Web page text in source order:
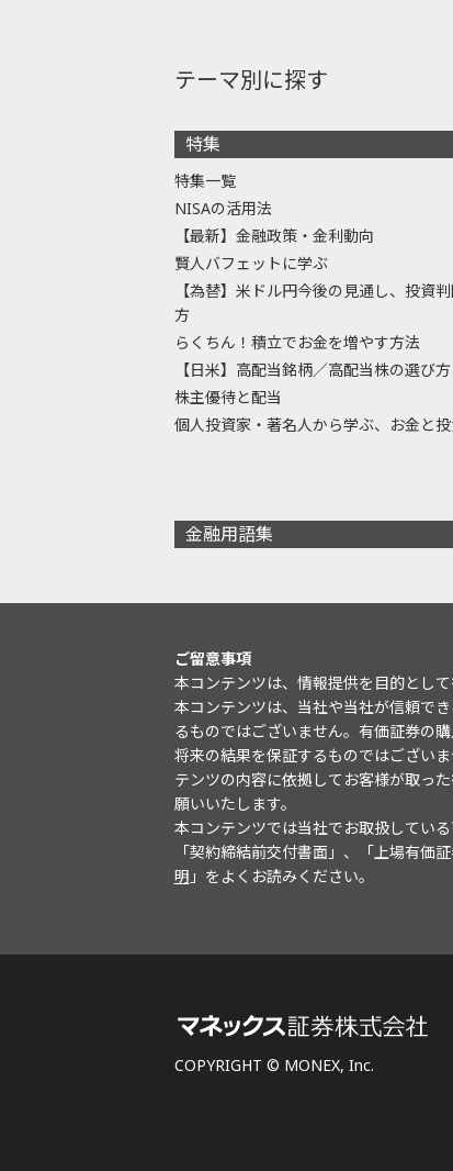
テーマ別に探す
特集
特集一覧
NISAの活用法
【最新】金融政策・金利動向
賢人バフェットに学ぶ
【為替】米ドル円今後の見通し、投資
方
らくちん！積立でお金を増やす方法
【日米】高配当銘柄／高配当株の選び方
株主優待と配当
個人投資家・著名人から学ぶ、お金と
金融用語集
ご留意事項
本コンテンツは、情報提供を目的として
本コンテンツは、当社や当社が信頼で
るものではございません。有価証券の
将来の結果を保証するものではござい
テンツの内容に依拠してお客様が取っ
願いいたします。
本コンテンツでは当社でお取扱してい
「契約締結前交付書面」、「上場有価
明 」をよくお読みください。
COPYRIGHT © MONEX, Inc.